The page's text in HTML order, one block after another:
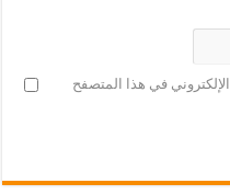
في هذا المتصفح